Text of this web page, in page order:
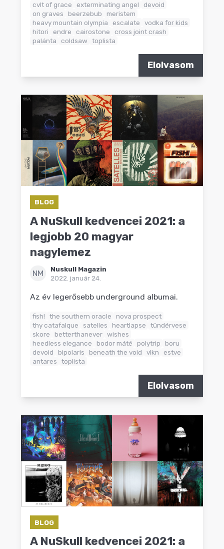
cvlt of grace exterminating angel
devoid
on graves
beerzebub
meristem
heavy mountain olympia
escalate
vodka for kids
hitori
endre cairostone
cross joint crash
palánta
coldsaw toplista
Elolvasom
BLOG
A NuSkull kedvencei 2021: a
legjobb 20 magyar
nagylemez
NM
Nuskull Magazin
2022. január 24.
Az év legerősebb underground albumai.
fish! the southern oracle
nova prospect
thy catafalque
satelles heartlapse
tündérvese
skore
betterthanever wishes
heedless elegance
bodor máté polytrip
boru
devoid
bipolaris beneath the void vlkn
estve
antares
toplista
Elolvasom
BLOG
A NuSkull kedvencei 2021: a